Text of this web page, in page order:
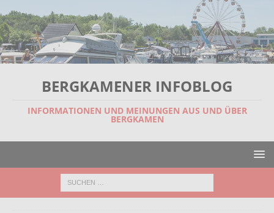
BERGKAMENER INFOBLOG
INFORMATIONEN UND MEINUNGEN AUS UND ÜBER
BERGKAMEN